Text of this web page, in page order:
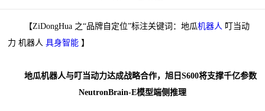
【ZiDongHua 之“品牌自定位”标注关键词：地瓜机器人 叮当动
力 机器人具身智能 】
地瓜机器人与叮当动力达成战略合作，旭日S600将支撑千亿参数
NeutronBrain-E模型端侧推理